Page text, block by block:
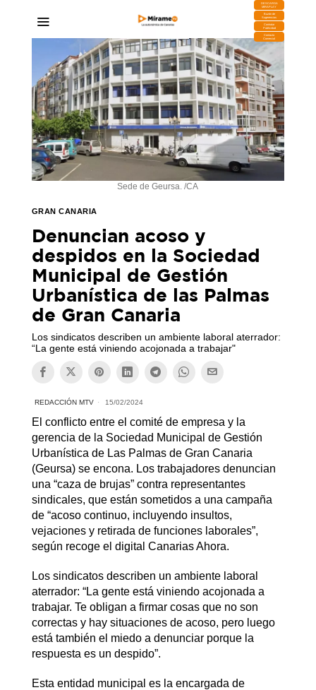
DESCARGA
MIRAPLAY
Buzón de
Sugerencias
Contratar
Publicidad
Contacto
Comercial
Sede de Geursa. /CA
GRAN CANARIA
Denuncian acoso y
despidos en la Sociedad
Municipal de Gestión
Urbanística de las Palmas
de Gran Canaria
Los sindicatos describen un ambiente laboral aterrador:
“La gente está viniendo acojonada a trabajar"
REDACCIÓN MTV 15/02/2024
El conflicto entre el comité de empresa y la
gerencia de la Sociedad Municipal de Gestión
Urbanística de Las Palmas de Gran Canaria
(Geursa) se encona. Los trabajadores denuncian
una “caza de brujas” contra representantes
sindicales, que están sometidos a una campaña
de “acoso continuo, incluyendo insultos,
vejaciones y retirada de funciones laborales”,
según recoge el digital Canarias Ahora.
Los sindicatos describen un ambiente laboral
aterrador: “La gente está viniendo acojonada a
trabajar. Te obligan a firmar cosas que no son
correctas y hay situaciones de acoso, pero luego
está también el miedo a denunciar porque la
respuesta es un despido”.
Esta entidad municipal es la encargada de